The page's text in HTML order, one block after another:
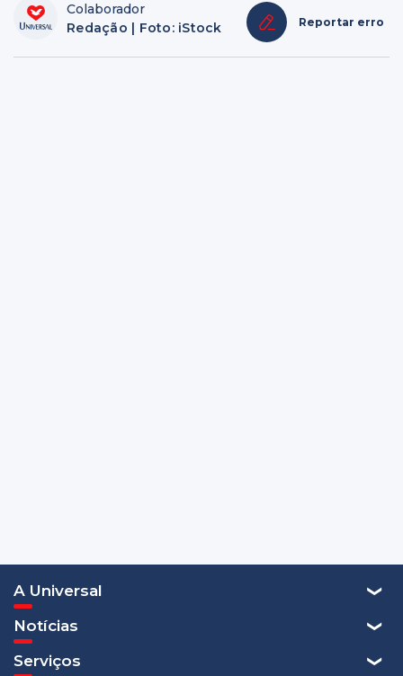
Colaborador
Redação | Foto: iStock
Reportar erro
A Universal
Notícias
Serviços